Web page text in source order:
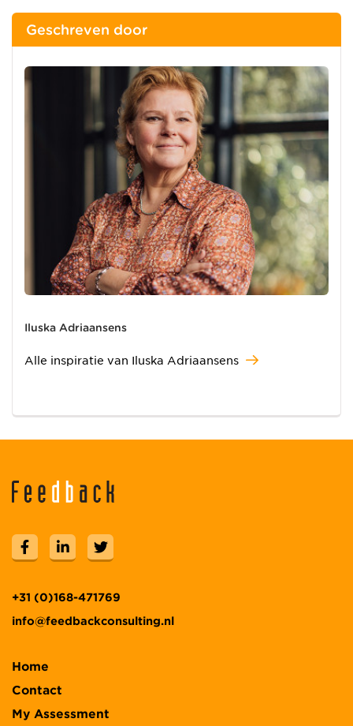
Geschreven door
Iluska Adriaansens
Alle inspiratie van Iluska Adriaansens
+31 (0)168-471769
info@feedbackconsulting.nl
Home
Contact
My Assessment